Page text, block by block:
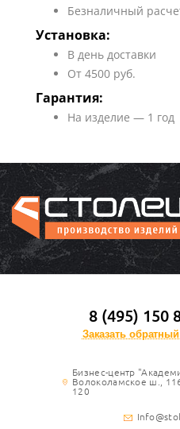
Безналичный
Установка:
В день доставки
От 4500 руб.
Гарантия:
На изделие — 1 год
8 (495) 150
Заказать
Бизнес-центр
Волоколамское ш.,
120